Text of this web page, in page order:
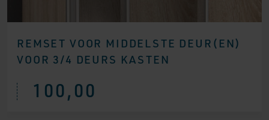
REMSET VOOR MIDDELSTE DEUR(EN)
VOOR 3/4 DEURS KASTEN
100,00